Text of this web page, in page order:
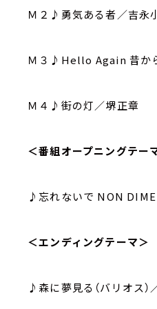
Ｍ２♪勇気ある者／吉永
Ｍ３♪Hello Again 昔か
Ｍ４♪街の灯／堺正章
＜番組オープニングテー
♪忘れないで NON
＜エンディングテーマ＞
♪森に夢見る（バリオス）